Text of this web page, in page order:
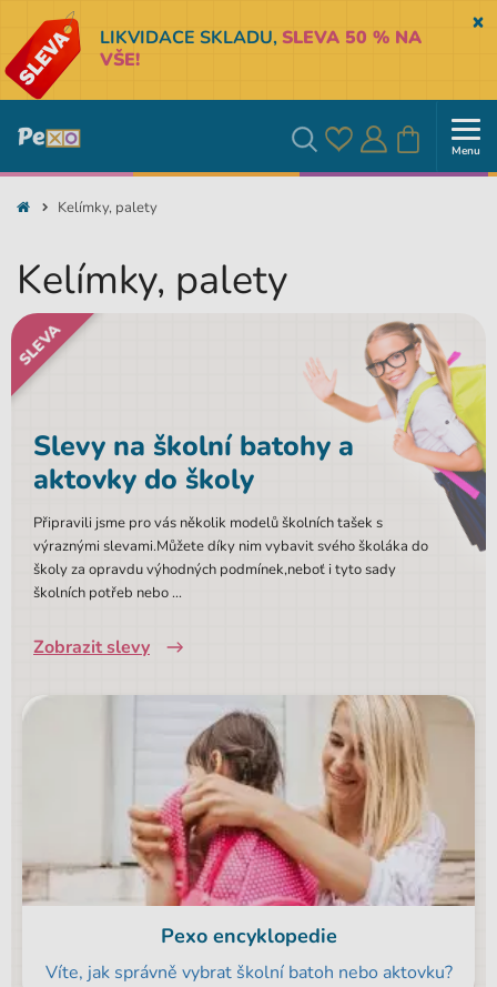
LIKVIDACE SKLADU,SLEVA 50 % NA
VŠE!
Vyhledávání
OblíbenéPřihlásit
Košík Menu
Kelímky, palety
Kelímky, palety
SLEVA
Slevy na školní batohy a
aktovky do školy
Připravili jsme pro vás několik modelů školních tašek s
výraznými slevami.Můžete díky nim vybavit svého školáka do
školy za opravdu výhodných podmínek,neboť i tyto sady
školních potřeb nebo ...
Zobrazit slevy
Pexo encyklopedie
Víte, jak správně vybrat školní batoh nebo aktovku?